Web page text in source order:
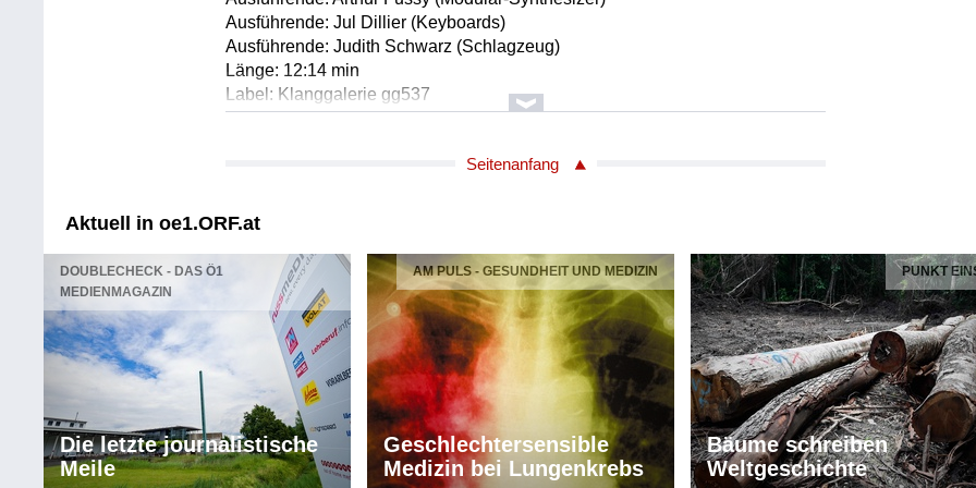
Ausführende: Jul Dillier (Keyboards)
Ausführende: Judith Schwarz (Schlagzeug)
Länge: 12:14 min
Label: Klanggalerie gg537
Solist/Solistin: Mahan Mirarab /Doppelhalsgitarre
Label: ACT 80222
Komponist/Komponistin: Mahan Mirarab
Gesamttitel: Unspoken
Titel: Choopan 42/instr.
Solist/Solistin: Mahan Mirarab /Doppelhalsgitarre
Solist/Solistin: Kian Soltani /Violoncello
Länge: 03:53 min
Label: ACT 80222
Seitenanfang
Aktuell in oe1.ORF.at
DOUBLECHECK - DAS Ö1
MEDIENMAGAZIN
Die letzte journalistische
Meile
AM PULS - GESUNDHEIT UND MEDIZIN
Geschlechtersensible
Medizin bei Lungenkrebs
PUNKT
Bäume schreiben
Weltgeschichte